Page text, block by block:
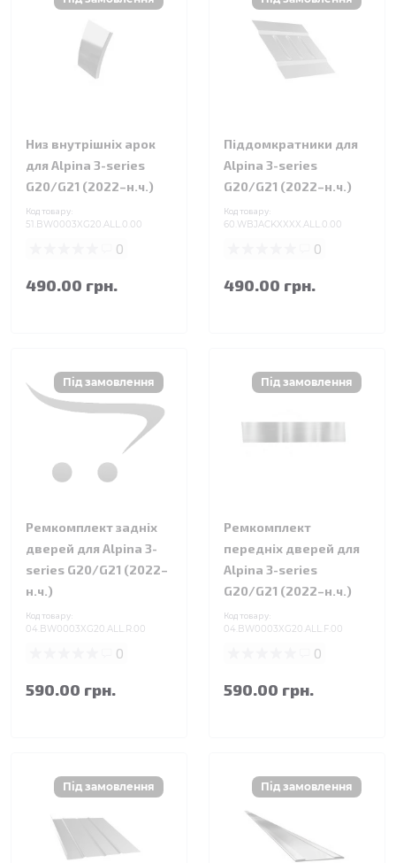
Низ внутрішніх арок
для Alpina 3-series
G20/G21 (2022–н.ч.)
Код товару:
51.BW0003XG20.ALL.0.00
0
490.00 грн.
Піддомкратники для
Alpina 3-series
G20/G21 (2022–н.ч.)
Код товару:
60.WBJACKXXXX.ALL.0.00
0
490.00 грн.
Ремкомплект задніх
дверей для Alpina 3-
series G20/G21 (2022–
н.ч.)
Код товару:
04.BW0003XG20.ALL.R.00
0
590.00 грн.
Ремкомплект
передніх дверей для
Alpina 3-series
G20/G21 (2022–н.ч.)
Код товару:
04.BW0003XG20.ALL.F.00
0
590.00 грн.